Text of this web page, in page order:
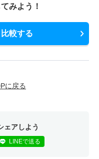
みよう！
較する
に戻る
ェアしよう
LINEで送る